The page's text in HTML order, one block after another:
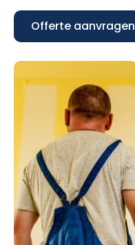
Offerte aanvragen